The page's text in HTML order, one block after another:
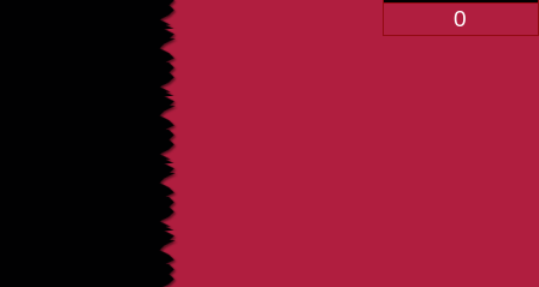
0